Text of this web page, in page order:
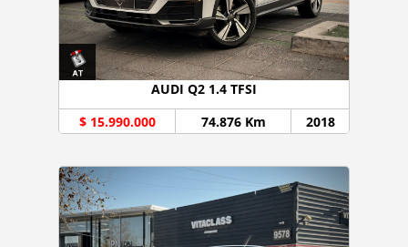
AUDI Q2 1.4 TFSI
$ 15.990.000
74.876 Km 2018